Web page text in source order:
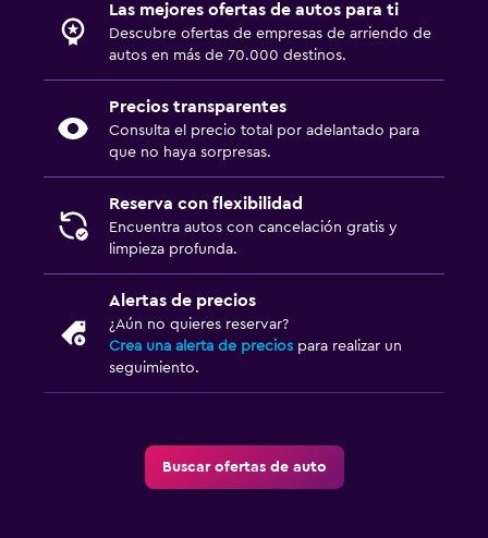
Las mejores ofertas de autos para ti
Descubre ofertas de empresas de arriendo de
autos en más de 70.000 destinos.
Precios transparentes
Consulta el precio total por adelantado para
que no haya sorpresas.
Reserva con flexibilidad
Encuentra autos con cancelación gratis y
limpieza profunda.
Alertas de precios
¿Aún no quieres reservar?
Crea una alerta de precios para realizar un
seguimiento.
Buscar ofertas de auto